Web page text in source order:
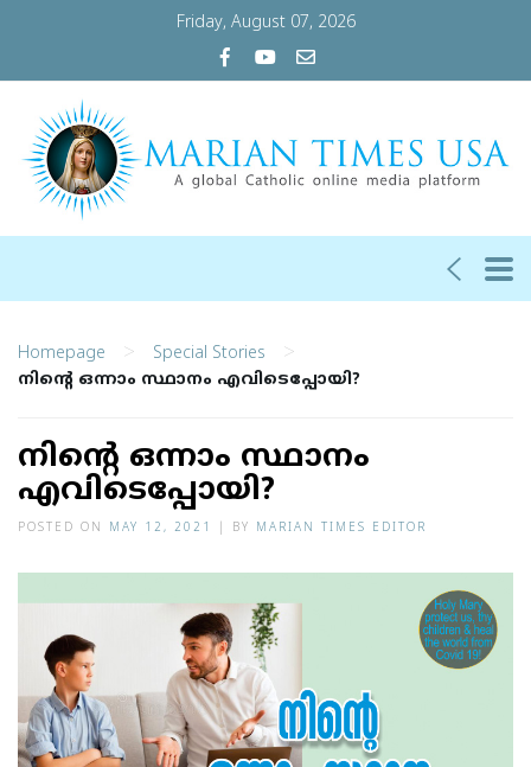
Friday, August 07, 2026
Homepage > Special Stories >
നിൻ്റെ ഒന്നാം സ്ഥാനം എവിടെപ്പോയി?
നിൻ്റെ ഒന്നാം സ്ഥാനം
എവിടെപ്പോയി?
POSTED ON MAY 12, 2021 BY MARIAN TIMES EDITOR